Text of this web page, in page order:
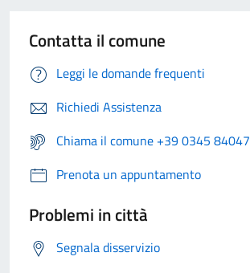
Contatta il comune
Leggi le domande frequenti
Richiedi Assistenza
Chiama il comune +39 0345 84047
Prenota un appuntamento
Problemi in città
Segnala disservizio